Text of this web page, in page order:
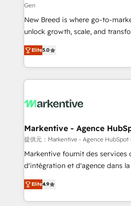
提供。 ▸ 既存CRM・MAからの移
Marketo・Pardot等からの移行、
データ移行と活用設計まで。 ▸
ンツとサイト構造を最適化。 🏆 なぜ100incを選ぶの
か？ ✓ HubSpot Eliteパートナ
ード受賞・HUGリーダー ✓
HubSpot大百科 出版 CRM・AI活用に関するご相談、現
せください。
Expert deployment of Breeze AI
to automate growth. 🏆 Elite Excellence - 8 platform
accreditations and deep HIPAA-
expertise. - A team of 250+ experts dedicated to
your resilient growth.
Gen
New Breed is where go-to-
unlock growth, scale, and
companies activate HubSpot’s
customer platform and
Loop Marketing framework
services, smart agents, and
results, fast. ⚙️CRM & RevOps: Align all Hubs to your
🎯Demand Gen & ABM: Drive
ABM, AEO, SEO, & paid media. 👩‍💻Web Design:
Build high-performing websites
& conversion strategy that drive
AI, & maximize AEO with tailored
Integrations: Extend HubSpot
Elite5.0
Markentive - Agence
提供元：Markentive - Agence HubSpot
Markentive fournit des services
d'intégration et d'agence dans la
North America. Avec plus de 115
marketing automation, Growth,
webdesign. Markentive is both a consulting firm, a
Elite4.9